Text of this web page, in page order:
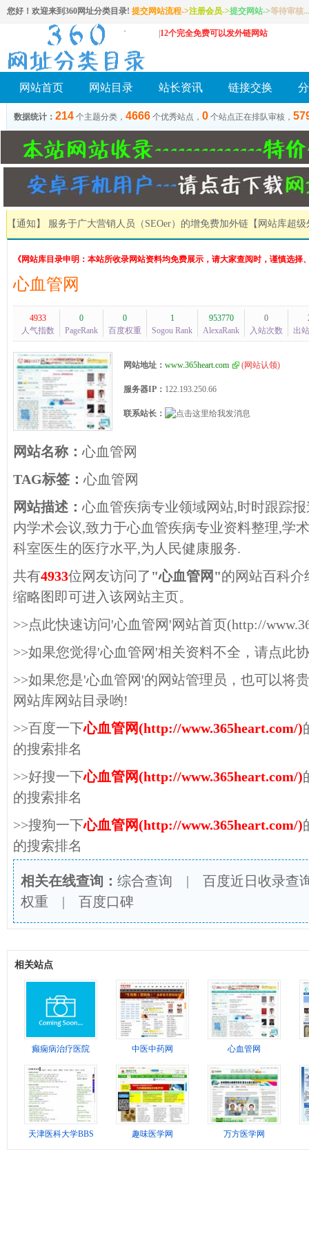
您好！欢迎来到360网址分类目录! 提交网站流程->注册会员->提交网站->等待审核...
12个完全免费可以发外链网站
网站首页 网站目录 站长资讯 链接交换
数据统计： 214 个主题分类， 4666 个优秀站点， 0 个站点正在排队审核，
【通知】 服务于广大营销人员（SEOer）的增免费加外链 【网站库超
《网站库目录申明：本站所收录网站资料均免费展示，请大家查阅时，谨慎选择
心血管网
4933
人气指数
0
PageRank
0
百度权重
1
Sogou Rank
953770
AlexaRank
0
入站次数
出
网站地址： www.365heart.com (网站认领)
服务器IP： 122.193.250.66
联系站长：
网站名称：心血管网
TAG标签：心血管网
网站描述：心血管疾病专业领域网站,时时跟踪
内学术会议,致力于心血管疾病专业资料整理,学
科室医生的医疗水平,为人民健康服务.
共有4933位网友访问了 "心血管网"的网站百科
缩略图即可进入该网站主页。
>>点此快速访问'心血管网'网站首页(http://
>>如果您觉得'心血管网'相关资料不全，请点此
>>如果您是'心血管网'的网站管理员，也可以将
网站库网站目录哟!
>>百度一下心血管网(http://www.365heart.com/)
的搜索排名
>>好搜一下心血管网(http://www.365heart.com/)
的搜索排名
>>搜狗一下心血管网(http://www.365heart.com/)
的搜索排名
相关在线查询： 综合查询 | 百度近日收录查
权重 | 百度口碑
相关站点
癫痫病治疗医院 中医中药网 心血管网
天津医科大学BBS 趣味医学网 万方医学网